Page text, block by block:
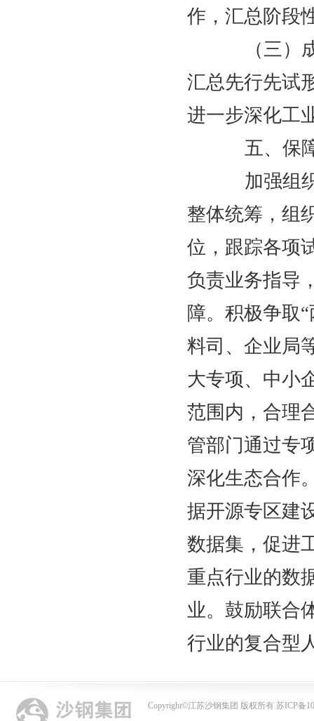
作，汇总阶段
（三）成
汇总先行先试
进一步深化工
五、保
加强组织
整体统筹，组
位，跟踪各项
负责业务指导
障。积极争取
料司、企业局
大专项、中小
范围内，合理
管部门通过专
深化生态合作
据开源专区建
数据集，促进
重点行业的数
业。鼓励联合
行业的复合型
Copyright©江苏沙钢集团 版权所有 苏ICP备